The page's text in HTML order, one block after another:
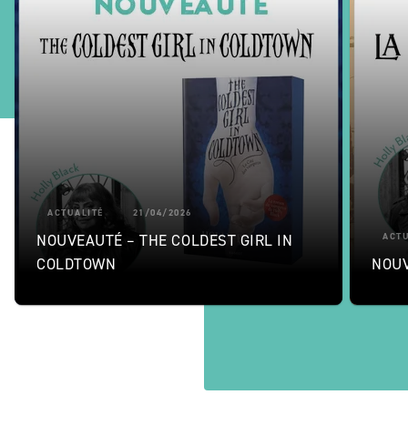
ACTUALITÉ 21/04/2026
NOUVEAUTÉ – THE COLDEST GIRL IN
COLDTOWN